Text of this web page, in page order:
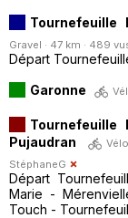
Tournefeuille
Gravel · 47 km · 489
Départ
Garonne
Tournefeuille
Pujaudran
StéphaneG
Départ
Marie -
Touch -